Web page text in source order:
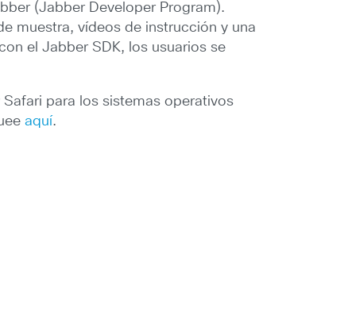
(Jabber Developer Program).
muestra, vídeos de instrucción y una
el Jabber SDK, los usuarios se
para los sistemas operativos
aquí.